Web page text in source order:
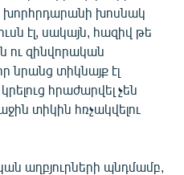
խորհրդարանի խոսնակ
էլ, սակայն, հազիվ թե
ու զինվորական
նրանց տիկնայք էլ
հրաժարվել չեն
տիկին հռչակվելու
աղբյուրների պնդմամբ,